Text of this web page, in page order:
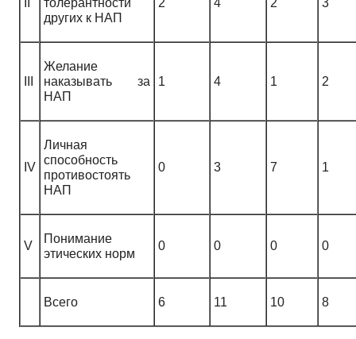
толерантности
других к НАП
2 4 2 3
Желание
наказывать за
НАП
1 4 1 2
IV
Личная
способность
противостоять
НАП
0 3 7 1
V
Понимание
этических норм
0 0 0 0
Всего 6 11 10 8